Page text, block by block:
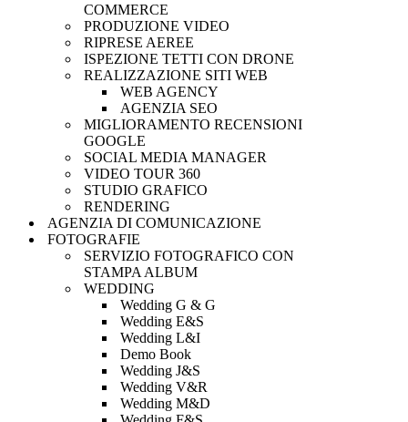
COMMERCE
PRODUZIONE VIDEO
RIPRESE AEREE
ISPEZIONE TETTI CON DRONE
REALIZZAZIONE SITI WEB
WEB AGENCY
AGENZIA SEO
MIGLIORAMENTO RECENSIONI
GOOGLE
SOCIAL MEDIA MANAGER
VIDEO TOUR 360
STUDIO GRAFICO
RENDERING
AGENZIA DI COMUNICAZIONE
FOTOGRAFIE
SERVIZIO FOTOGRAFICO CON
STAMPA ALBUM
WEDDING
Wedding G & G
Wedding E&S
Wedding L&I
Demo Book
Wedding J&S
Wedding V&R
Wedding M&D